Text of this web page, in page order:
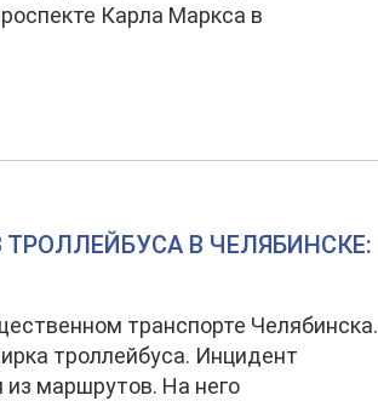
Карла Маркса в
В ЧЕЛЯБИНСКЕ:
транспорте Челябинска.
троллейбуса. Инцидент
маршрутов. На него